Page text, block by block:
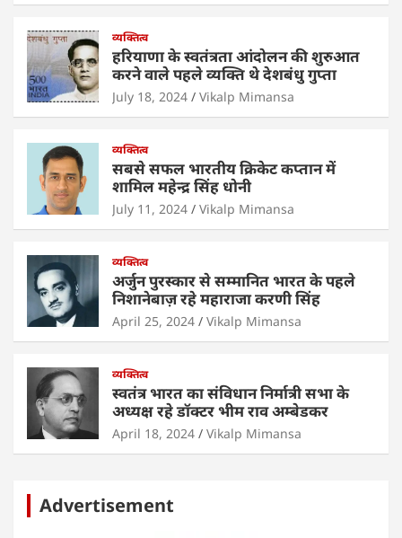
at
s
A
p
p
c
e
b
o
o
er e
dI
n
l e
व्यक्तित्व
हरियाणा के स्वतंत्रता आंदोलन की शुरुआत
करने वाले पहले व्यक्ति थे देशबंधु गुप्ता
July 18, 2024 Vikalp Mimansa
व्यक्तित्व
सबसे सफल भारतीय क्रिकेट कप्तान में
शामिल महेन्द्र सिंह धोनी
July 11, 2024 Vikalp Mimansa
व्यक्तित्व
अर्जुन पुरस्कार से सम्मानित भारत के पहले
निशानेबाज़ रहे महाराजा करणी सिंह
April 25, 2024 Vikalp Mimansa
व्यक्तित्व
स्वतंत्र भारत का संविधान निर्मात्री सभा के
अध्यक्ष रहे डॉक्टर भीम राव अम्बेडकर
April 18, 2024 Vikalp Mimansa
Advertisement